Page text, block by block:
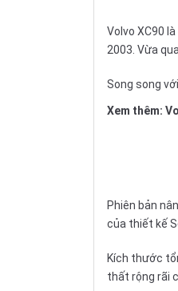
Volvo XC90
2003. Vừa
Song song
Xem thêm:
Phiên bản
của thiết kế
Kích thước
thất rộng rãi